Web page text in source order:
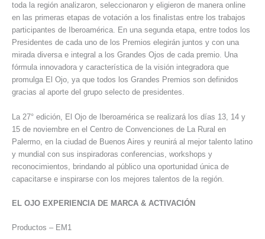
toda la región analizaron, seleccionaron y eligieron de manera online
en las primeras etapas de votación a los finalistas entre los trabajos
participantes de Iberoamérica. En una segunda etapa, entre todos los
Presidentes de cada uno de los Premios elegirán juntos y con una
mirada diversa e integral a los Grandes Ojos de cada premio. Una
fórmula innovadora y característica de la visión integradora que
promulga El Ojo, ya que todos los Grandes Premios son definidos
gracias al aporte del grupo selecto de presidentes.
La 27° edición, El Ojo de Iberoamérica se realizará los días 13, 14 y
15 de noviembre en el Centro de Convenciones de La Rural en
Palermo, en la ciudad de Buenos Aires y reunirá al mejor talento latino
y mundial con sus inspiradoras conferencias, workshops y
reconocimientos, brindando al público una oportunidad única de
capacitarse e inspirarse con los mejores talentos de la región.
EL OJO EXPERIENCIA DE MARCA & ACTIVACIÓN
Productos – EM1